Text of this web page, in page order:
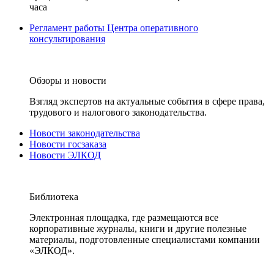
часа
Регламент работы Центра оперативного
консультирования
Обзоры и новости
Взгляд экспертов на актуальные события в сфере права,
трудового и налогового законодательства.
Новости законодательства
Новости госзаказа
Новости ЭЛКОД
Библиотека
Электронная площадка, где размещаются все
корпоративные журналы, книги и другие полезные
материалы, подготовленные специалистами компании
«ЭЛКОД».